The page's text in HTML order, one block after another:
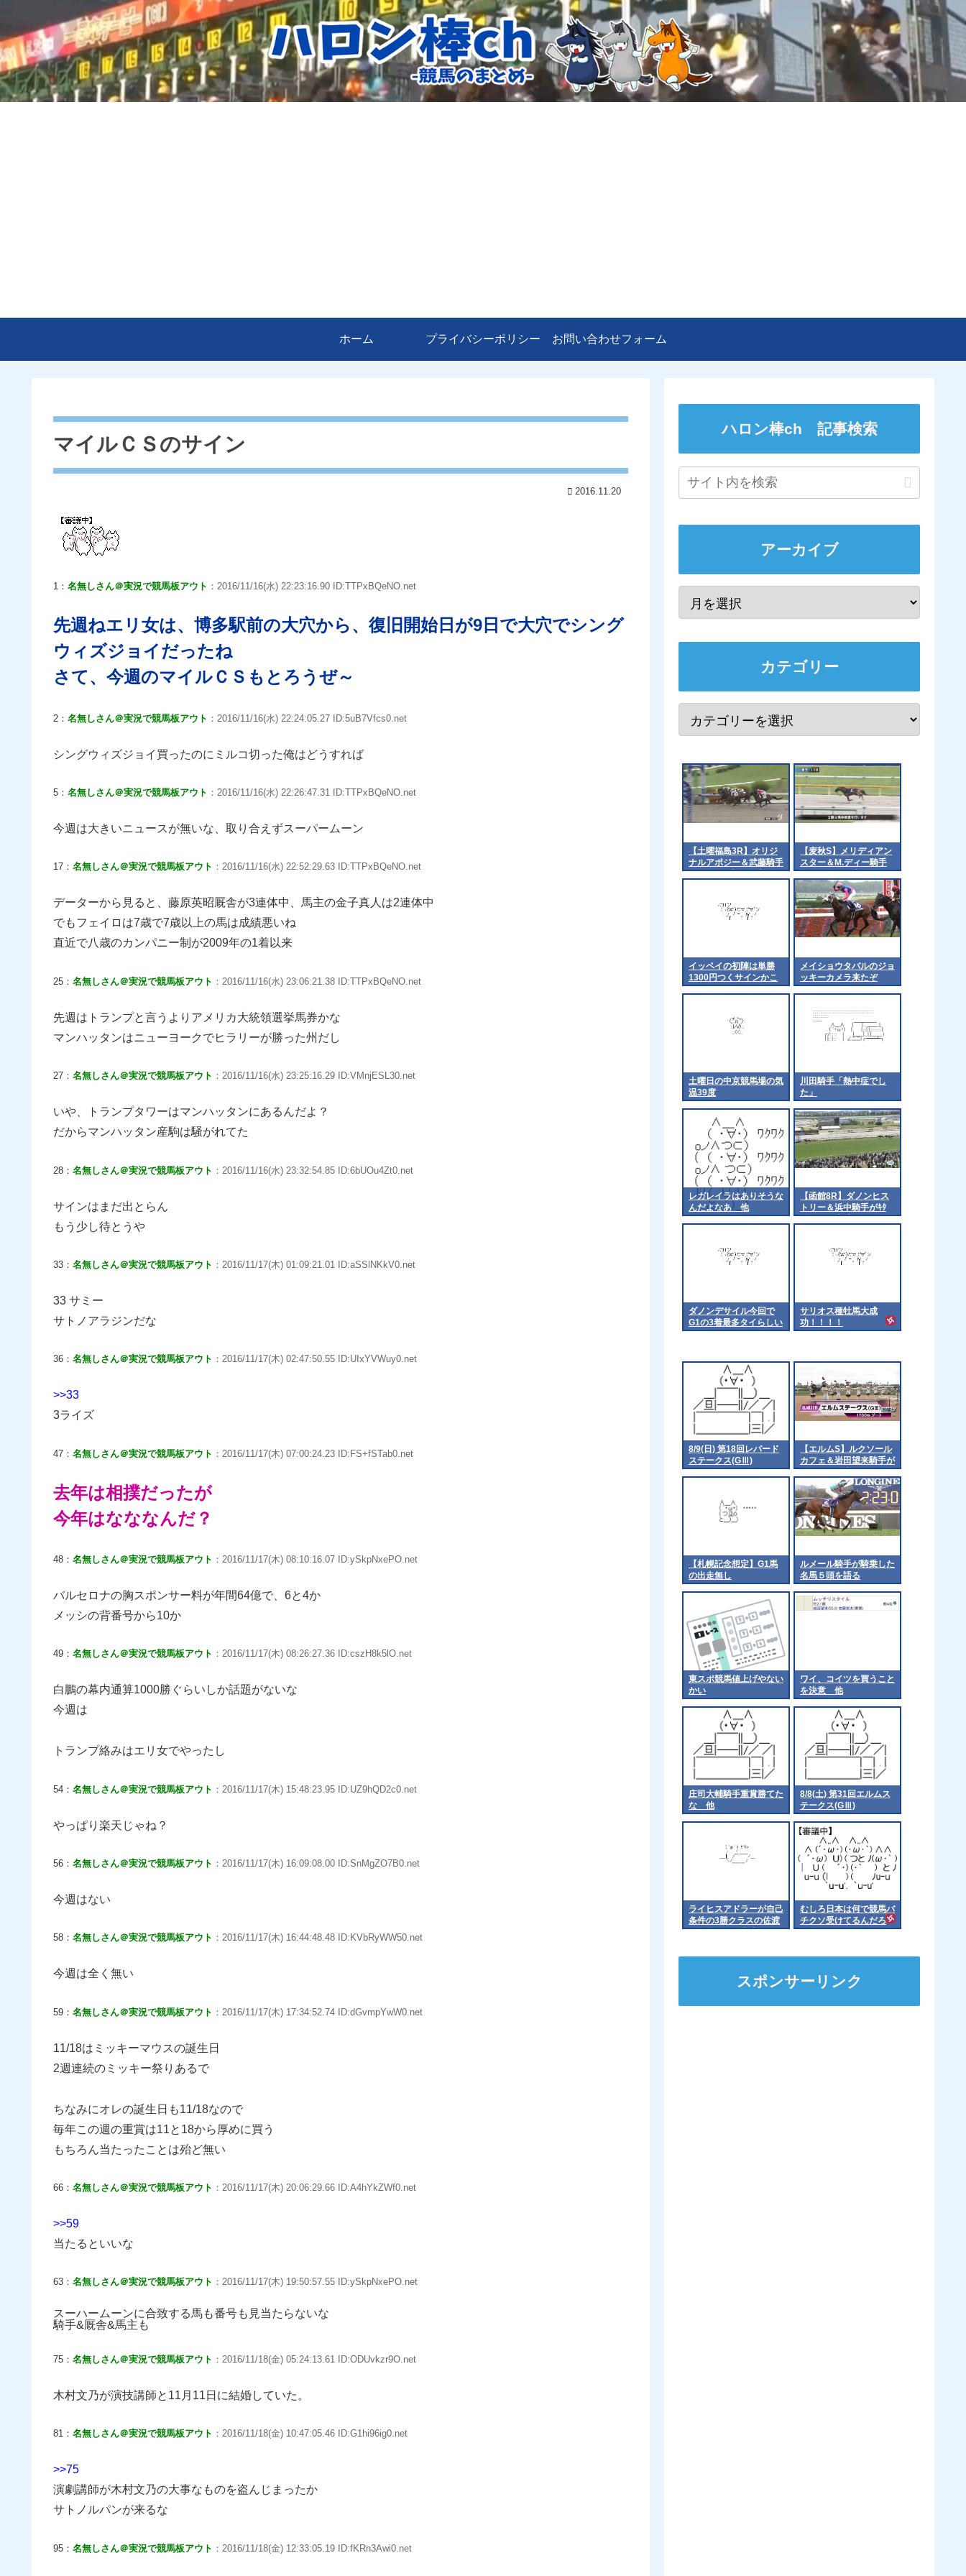
ホーム プライバシーポリシー お問い合わせフォーム
マイルＣＳのサイン
2016.11.20
1： 名無しさん＠実況で競馬板アウト ：2016/11/16(水) 22:23:16.90 ID:TTPxBQeNO.net
先週ねエリ女は、博多駅前の大穴から、復旧開始日が9日で大穴でシング
ウィズジョイだったね
さて、今週のマイルＣＳもとろうぜ～
2： 名無しさん＠実況で競馬板アウト ：2016/11/16(水) 22:24:05.27 ID:5uB7Vfcs0.net
シングウィズジョイ買ったのにミルコ切った俺はどうすれば
5： 名無しさん＠実況で競馬板アウト ：2016/11/16(水) 22:26:47.31 ID:TTPxBQeNO.net
今週は大きいニュースが無いな、取り合えずスーパームーン
17： 名無しさん＠実況で競馬板アウト ：2016/11/16(水) 22:52:29.63 ID:TTPxBQeNO.net
データーから見ると、藤原英昭厩舎が3連体中、馬主の金子真人は2連体中
でもフェイロは7歳で7歳以上の馬は成績悪いね
直近で八歳のカンパニー制が2009年の1着以来
25： 名無しさん＠実況で競馬板アウト ：2016/11/16(水) 23:06:21.38 ID:TTPxBQeNO.net
先週はトランプと言うよりアメリカ大統領選挙馬券かな
マンハッタンはニューヨークでヒラリーが勝った州だし
27： 名無しさん＠実況で競馬板アウト ：2016/11/16(水) 23:25:16.29 ID:VMnjESL30.net
いや、トランプタワーはマンハッタンにあるんだよ？
だからマンハッタン産駒は騒がれてた
28： 名無しさん＠実況で競馬板アウト ：2016/11/16(水) 23:32:54.85 ID:6bUOu4Zt0.net
サインはまだ出とらん
もう少し待とうや
33： 名無しさん＠実況で競馬板アウト ：2016/11/17(木) 01:09:21.01 ID:aSSlNKkV0.net
33 サミー
サトノアラジンだな
36： 名無しさん＠実況で競馬板アウト ：2016/11/17(木) 02:47:50.55 ID:UIxYVWuy0.net
>>33
3ライズ
47： 名無しさん＠実況で競馬板アウト ：2016/11/17(木) 07:00:24.23 ID:FS+fSTab0.net
去年は相撲だったが
今年はなななんだ？
48： 名無しさん＠実況で競馬板アウト ：2016/11/17(木) 08:10:16.07 ID:ySkpNxePO.net
バルセロナの胸スポンサー料が年間64億で、6と4か
メッシの背番号から10か
49： 名無しさん＠実況で競馬板アウト ：2016/11/17(木) 08:26:27.36 ID:cszH8k5lO.net
白鵬の幕内通算1000勝ぐらいしか話題がないな
今週は
トランプ絡みはエリ女でやったし
54： 名無しさん＠実況で競馬板アウト ：2016/11/17(木) 15:48:23.95 ID:UZ9hQD2c0.net
やっぱり楽天じゃね？
56： 名無しさん＠実況で競馬板アウト ：2016/11/17(木) 16:09:08.00 ID:SnMgZO7B0.net
今週はない
58： 名無しさん＠実況で競馬板アウト ：2016/11/17(木) 16:44:48.48 ID:KVbRyWW50.net
今週は全く無い
59： 名無しさん＠実況で競馬板アウト ：2016/11/17(木) 17:34:52.74 ID:dGvmpYwW0.net
11/18はミッキーマウスの誕生日
2週連続のミッキー祭りあるで
ちなみにオレの誕生日も11/18なので
毎年この週の重賞は11と18から厚めに買う
もちろん当たったことは殆ど無い
66： 名無しさん＠実況で競馬板アウト ：2016/11/17(木) 20:06:29.66 ID:A4hYkZWf0.net
>>59
当たるといいな
63： 名無しさん＠実況で競馬板アウト ：2016/11/17(木) 19:50:57.55 ID:ySkpNxePO.net
スーハームーンに合致する馬も番号も見当たらないな
騎手&厩舎&馬主も
75： 名無しさん＠実況で競馬板アウト ：2016/11/18(金) 05:24:13.61 ID:ODUvkzr9O.net
木村文乃が演技講師と11月11日に結婚していた。
81： 名無しさん＠実況で競馬板アウト ：2016/11/18(金) 10:47:05.46 ID:G1hi96ig0.net
>>75
演劇講師が木村文乃の大事なものを盗んじまったか
サトノルパンが来るな
95： 名無しさん＠実況で競馬板アウト ：2016/11/18(金) 12:33:05.19 ID:fKRn3Awi0.net
ハロン棒ch 記事検索
アーカイブ
カテゴリー
【土曜福島3R】オリジ
ナルアポジー＆武藤騎手
がｷﾀ━━☆ﾟ･*:｡.:(ﾟ
【麦秋S】メリディアン
スター＆M.ディー騎手
がｷﾀ━━━━(ﾟ
∀ﾟ)━━━━!!
イッペイの初陣は単勝
1300円つくサインかこ
れは
メイショウタバルのジョ
ッキーカメラ来たぞ
土曜日の中京競馬場の気
温39度
川田騎手「熱中症でし
た」
レガレイラはありそうな
んだよなあ 他
【函館8R】ダノンヒス
トリー＆浜中騎手がｷﾀ
━━━━(ﾟ∀ﾟ)━━━━!!
ダノンデサイル今回で
G1の3着最多タイらしい
で
サリオス種牡馬大成
功！！！！
8/9(日) 第18回レパード
ステークス(GⅢ)
【エルムS】ルクソール
カフェ＆岩田望来騎手が
ｷﾀ━━━━(ﾟ
∀ﾟ)━━━━!!
【札幌記念想定】G1馬
の出走無し
ルメール騎手が騎乗した
名馬５頭を語る
東スポ競馬値上げやない
かい
ワイ、コイツを買うこと
を決意 他
庄司大輔騎手重賞勝てた
な 他
8/8(土) 第31回エルムス
テークス(GⅢ)
ライヒスアドラーが自己
条件の3勝クラスの佐渡
ステークスに出走
むしろ日本は何で競馬バ
チクソ受けてるんだろ
スポンサーリンク